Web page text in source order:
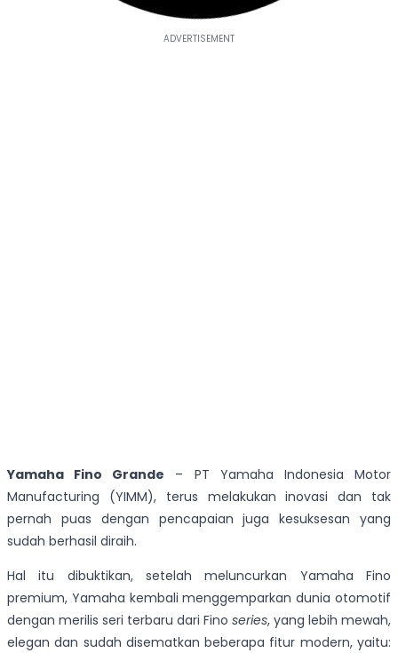
Yamaha Fino Grande – PT Yamaha Indonesia Motor
Manufacturing (YIMM), terus melakukan inovasi dan tak
pernah puas dengan pencapaian juga kesuksesan yang
sudah berhasil diraih.
Hal itu dibuktikan, setelah meluncurkan Yamaha Fino
premium, Yamaha kembali menggemparkan dunia otomotif
dengan merilis seri terbaru dari Fino series, yang lebih mewah,
elegan dan sudah disematkan beberapa fitur modern, yaitu: